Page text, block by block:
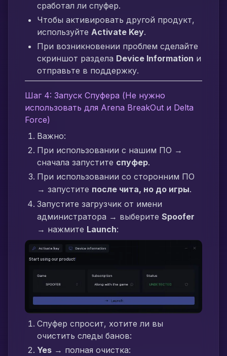
сработал ли спуфер.
Чтобы активировать другой продукт,
используйте Activate Key.
При возникновении проблем сделайте
скриншот раздела Device Information и
отправьте в поддержку.
Шаг 4: Запуск Спуфера (Не нужно
использовать для Arena BreakOut и Delta
Force)
Важно:
При использовании с нашим ПО →
сначала запустите спуфер.
При использовании со сторонним ПО
→ запустите после чита, но до игры.
Запустите загрузчик от имени
администратора → выберите Spoofer
→ нажмите Launch:
Спуфер спросит, хотите ли вы
очистить следы банов:
Yes → полная очистка: